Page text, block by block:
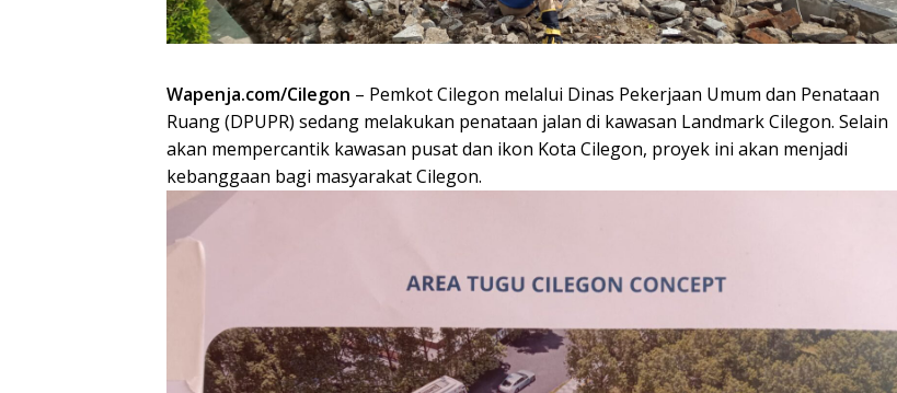
Wapenja.com/Cilegon – Pemkot Cilegon melalui Dinas Pekerjaan Umum dan Penataan
Ruang (DPUPR) sedang melakukan penataan jalan di kawasan Landmark Cilegon. Selain
akan mempercantik kawasan pusat dan ikon Kota Cilegon, proyek ini akan menjadi
kebanggaan bagi masyarakat Cilegon.